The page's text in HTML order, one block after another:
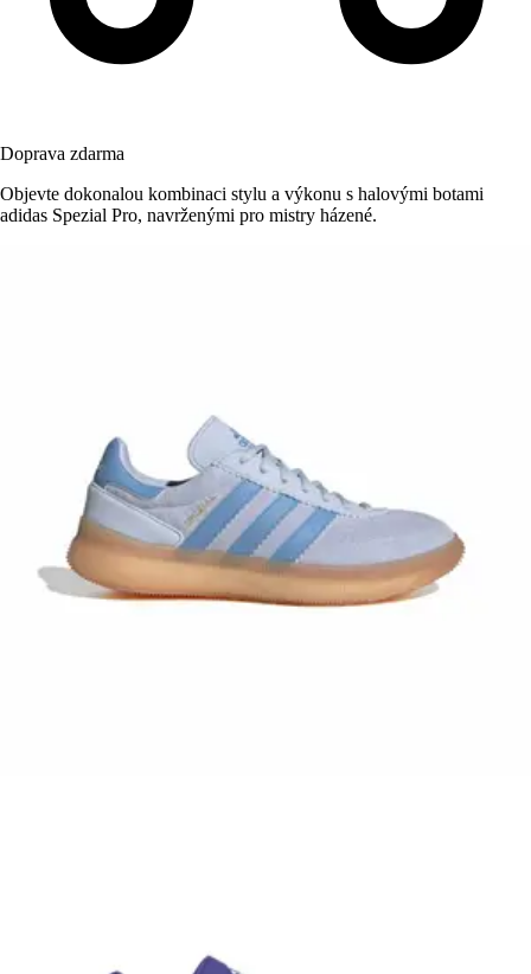
Doprava zdarma
Objevte dokonalou kombinaci stylu a výkonu s halovými botami
adidas Spezial Pro, navrženými pro mistry házené.